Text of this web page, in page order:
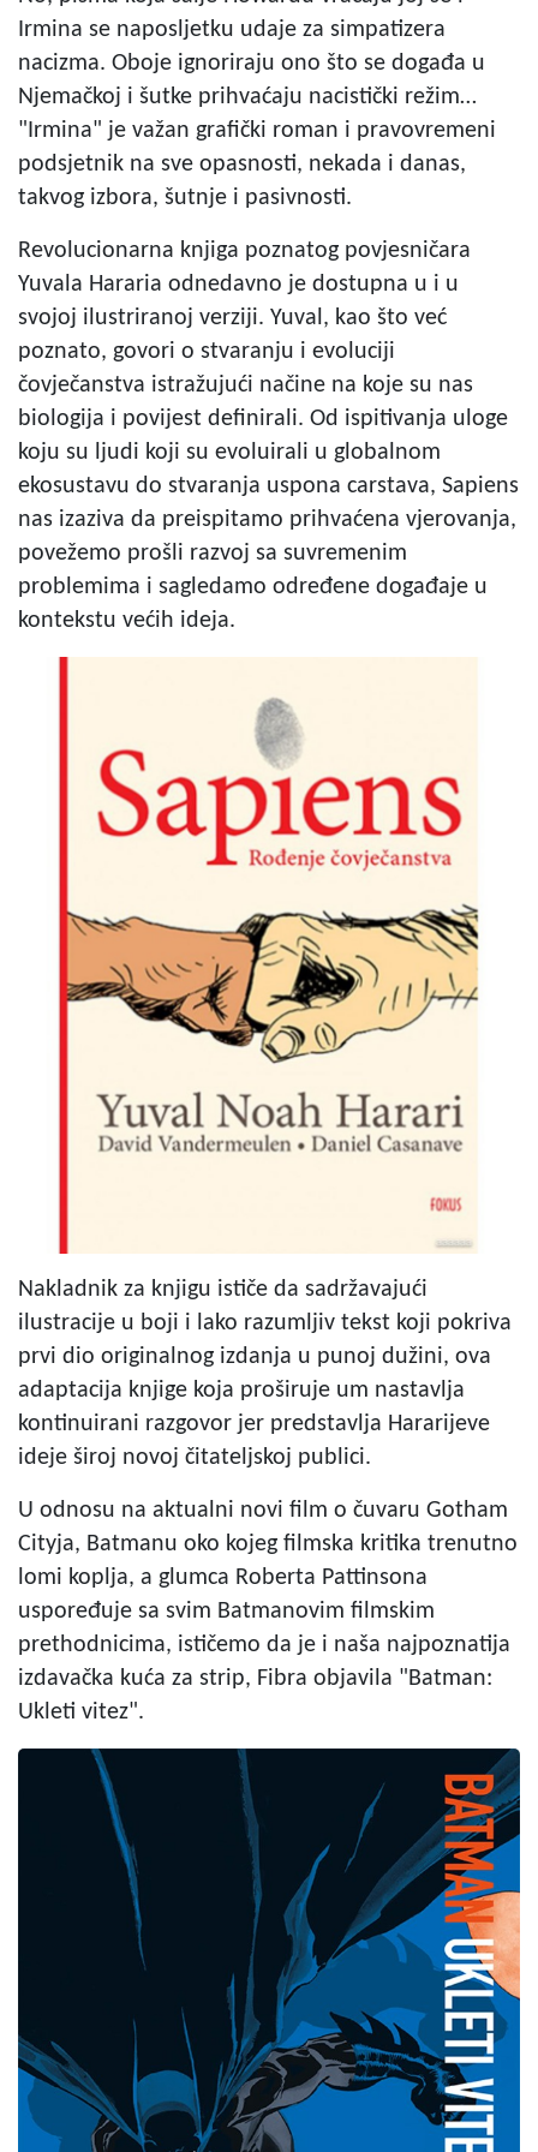
Irmina se naposljetku udaje za simpatizera
nacizma. Oboje ignoriraju ono što se događa u
Njemačkoj i šutke prihvaćaju nacistički režim…
"Irmina" je važan grafički roman i pravovremeni
podsjetnik na sve opasnosti, nekada i danas,
takvog izbora, šutnje i pasivnosti.
Revolucionarna knjiga poznatog povjesničara
Yuvala Hararia odnedavno je dostupna u i u
svojoj ilustriranoj verziji. Yuval, kao što već
poznato, govori o stvaranju i evoluciji
čovječanstva istražujući načine na koje su nas
biologija i povijest definirali. Od ispitivanja uloge
koju su ljudi koji su evoluirali u globalnom
ekosustavu do stvaranja uspona carstava, Sapiens
nas izaziva da preispitamo prihvaćena vjerovanja,
povežemo prošli razvoj sa suvremenim
problemima i sagledamo određene događaje u
kontekstu većih ideja.
Nakladnik za knjigu ističe da sadržavajući
ilustracije u boji i lako razumljiv tekst koji pokriva
prvi dio originalnog izdanja u punoj dužini, ova
adaptacija knjige koja proširuje um nastavlja
kontinuirani razgovor jer predstavlja Hararijeve
ideje široj novoj čitateljskoj publici.
U odnosu na aktualni novi film o čuvaru Gotham
Cityja, Batmanu oko kojeg filmska kritika trenutno
lomi koplja, a glumca Roberta Pattinsona
uspoređuje sa svim Batmanovim filmskim
prethodnicima, ističemo da je i naša najpoznatija
izdavačka kuća za strip, Fibra objavila "Batman:
Ukleti vitez".